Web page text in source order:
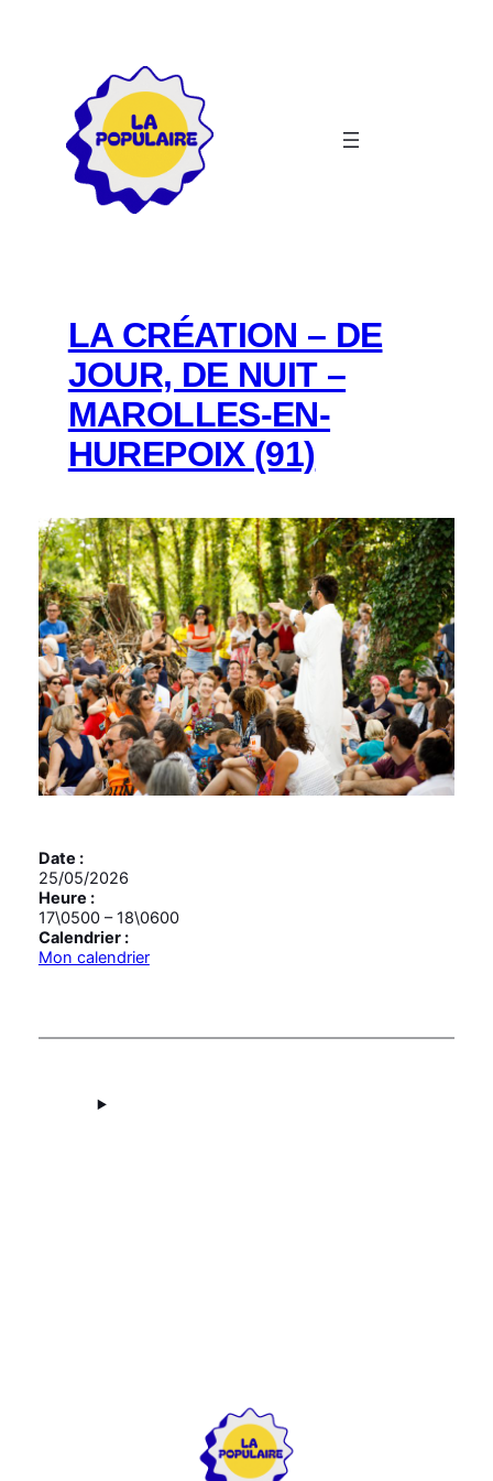
LA CRÉATION – DE
JOUR, DE NUIT –
MAROLLES-EN-
HUREPOIX (91)
Date :
25/05/2026
Heure :
17\0500–18\0600
Calendrier :
Mon calendrier